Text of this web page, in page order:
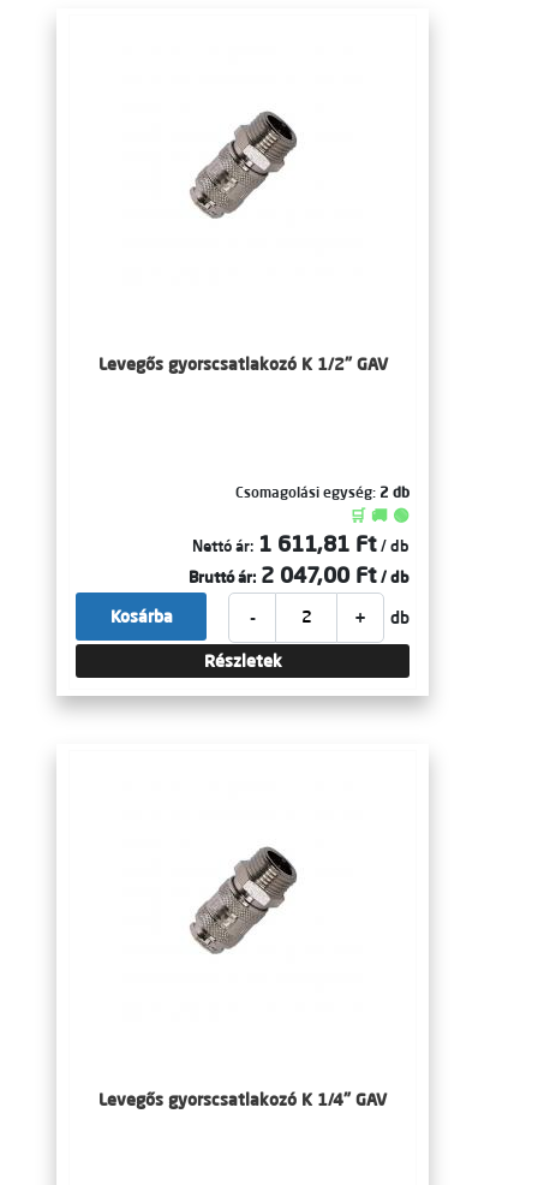
Levegős gyorscsatlakozó K 1/2" GAV
Csomagolási egység: 2 db
🛒 🚚 🟢
Nettó ár: 1 611,81 Ft / db
Bruttó ár: 2 047,00 Ft / db
- + db
Kosárba
Részletek
Levegős gyorscsatlakozó K 1/4" GAV